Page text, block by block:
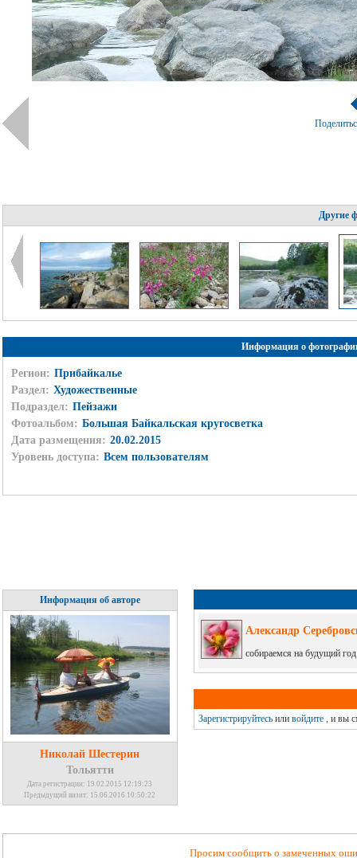
Другие
Информация о
Регион: Прибайкалье
Раздел: Художественные
Подраздел: Пейзажи
Фотоальбом: Большая Байкальская кругосветка
Дата размещения: 20.02.2015
Уровень доступа: Всем пользователям
Информация об авторе
Николай Шестерин
Тольятти
Дата регистрации: 19.02.2015 12:19:23
Предыдущий визит: 15.06.2016 10:50:22
Александр
собираемся на будущий
Зарегистрируйтесьили войдите, и вы
Просим сообщить о замеченных